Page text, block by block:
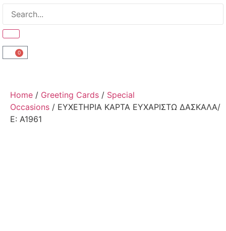
0
Home / Greeting Cards / Special
Occasions / ΕΥΧΕΤΗΡΙΑ ΚΑΡΤΑ ΕΥΧΑΡΙΣΤΩ ΔΑΣΚΑΛΑ/
Ε: Α1961